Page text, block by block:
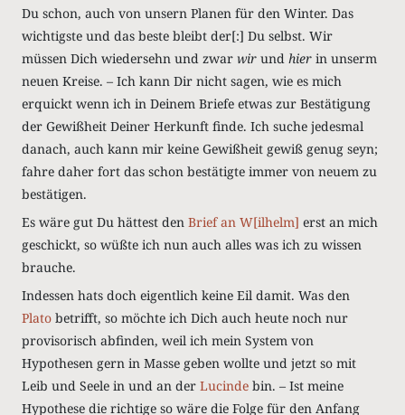
Du schon, auch von unsern Planen für den Winter. Das
wichtigste und das beste bleibt der[:] Du selbst. Wir
müssen Dich wiedersehn und zwar wir und hier in unserm
neuen Kreise. – Ich kann Dir nicht sagen, wie es mich
erquickt wenn ich in Deinem Briefe etwas zur Bestätigung
der Gewißheit Deiner Herkunft finde. Ich suche jedesmal
danach, auch kann mir keine Gewißheit gewiß genug seyn;
fahre daher fort das schon bestätigte immer von neuem zu
bestätigen.
Es wäre gut Du hättest den Brief an W[ilhelm] erst an mich
geschickt, so wüßte ich nun auch alles was ich zu wissen
brauche.
Indessen hats doch eigentlich keine Eil damit. Was den
Plato betrifft, so möchte ich Dich auch heute noch nur
provisorisch abfinden, weil ich mein System von
Hypothesen gern in Masse geben wollte und jetzt so mit
Leib und Seele in und an der Lucinde bin. – Ist meine
Hypothese die richtige so wäre die Folge für den Anfang